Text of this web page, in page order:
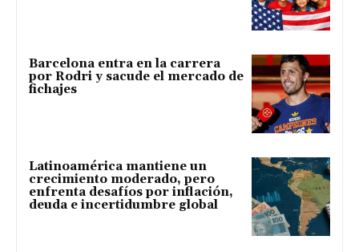
Barcelona entra en la carrera
por Rodri y sacude el mercado de
fichajes
Latinoamérica mantiene un
crecimiento moderado, pero
enfrenta desafíos por inflación,
deuda e incertidumbre global